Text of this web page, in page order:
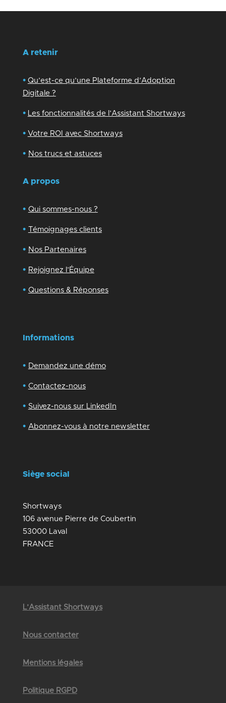
A retenir
• Qu’est-ce qu’une Plateforme d’Adoption
Digitale ?
• Les fonctionnalités de l’Assistant Shortways
• Votre ROI avec Shortways
• Nos trucs et astuces
A propos
• Qui sommes-nous ?
• Témoignages clients
• Nos Partenaires
• Rejoignez l’Équipe
• Questions & Réponses
Informations
• Demandez une démo
• Contactez-nous
• Suivez-nous sur LinkedIn
• Abonnez-vous à notre newsletter
Siège social
Shortways
106 avenue Pierre de Coubertin
53000 Laval
FRANCE
L’Assistant Shortways
Nous contacter
Mentions légales
Politique RGPD